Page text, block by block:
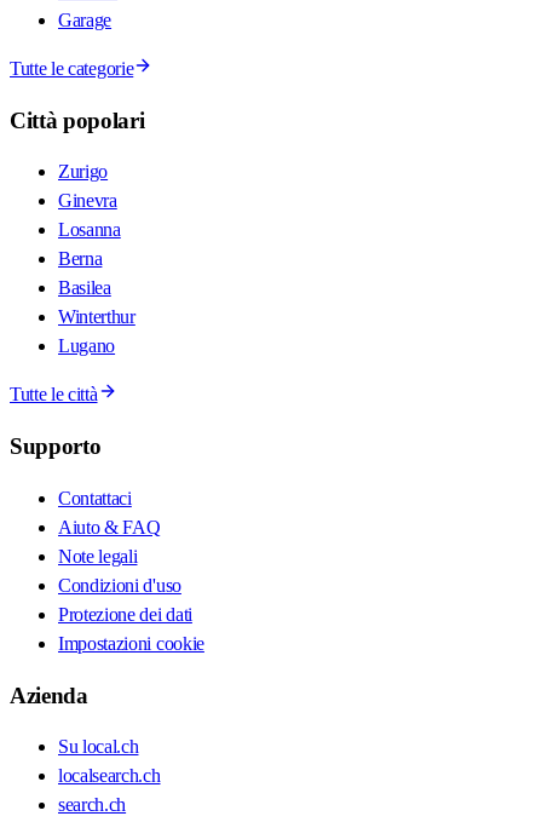
Garage
Tutte le categorie
Città popolari
Zurigo
Ginevra
Losanna
Berna
Basilea
Winterthur
Lugano
Tutte le città
Supporto
Contattaci
Aiuto & FAQ
Note legali
Condizioni d'uso
Protezione dei dati
Impostazioni cookie
Azienda
Su local.ch
localsearch.ch
search.ch